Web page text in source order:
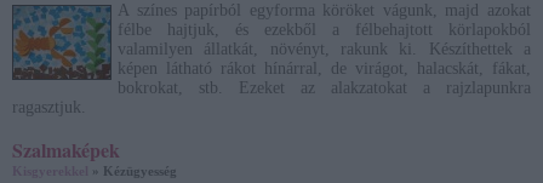
A színes papírból egyforma köröket vágunk, majd azokat
félbe hajtjuk, és ezekből a félbehajtott körlapokból
valamilyen állatkát, növényt, rakunk ki. Készíthettek a
képen látható rákot hínárral, de virágot, halacskát, fákat,
bokrokat, stb. Ezeket az alakzatokat a rajzlapunkra
ragasztjuk.
Szalmaképek
» Kézügyesség